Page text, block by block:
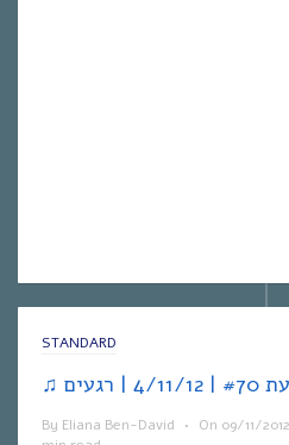
STANDARD
By Eliana Ben-David • On 09/11/2012